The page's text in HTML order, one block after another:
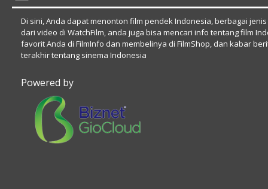
Di sini, Anda dapat menonton film pendek Indonesia, berbagai
dari video di WatchFilm, anda juga bisa mencari info tentang film
favorit Anda di FilmInfo dan membelinya di FilmShop, dan kabar
terakhir tentang sinema Indonesia
Powered by